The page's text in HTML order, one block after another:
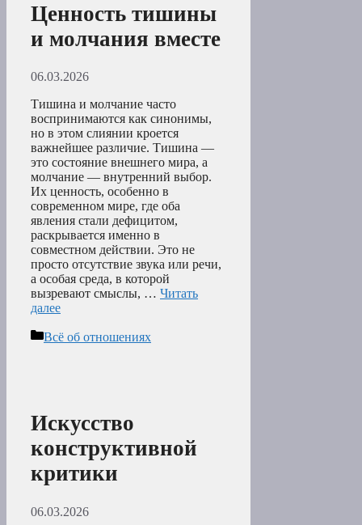
Ценность тишины
и молчания вместе
06.03.2026
Тишина и молчание часто
воспринимаются как синонимы,
но в этом слиянии кроется
важнейшее различие. Тишина —
это состояние внешнего мира, а
молчание — внутренний выбор.
Их ценность, особенно в
современном мире, где оба
явления стали дефицитом,
раскрывается именно в
совместном действии. Это не
просто отсутствие звука или речи,
а особая среда, в которой
вызревают смыслы, … Читать
далее
Рубрики
Всё об отношениях
Искусство
конструктивной
критики
06.03.2026